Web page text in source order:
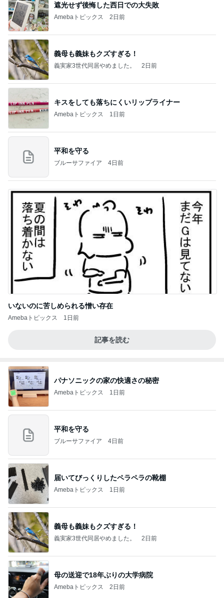
遮光せず後悔した西日での大失敗
Amebaトピックス 2日前
義母も義妹もクズすぎる！
義実家3世代同居やめました。 2日前
キスをしても落ちにくいリップライナー
Amebaトピックス 1日前
平和を守る
ブルーサファイア 4日前
いないのに苦しめられる憎い存在
Amebaトピックス 1日前
記事を読む
パナソニックの家の快適さの秘密
Amebaトピックス 1日前
平和を守る
ブルーサファイア 4日前
届いてびっくりしたペラペラの靴棚
Amebaトピックス 1日前
義母も義妹もクズすぎる！
義実家3世代同居やめました。 2日前
母の送迎で18年ぶりの大学病院
Amebaトピックス 2日前